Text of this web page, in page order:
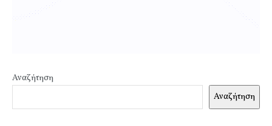
Αναζήτηση
Αναζήτηση